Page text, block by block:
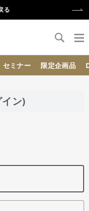
る
セミナー 限定企画品
ン)